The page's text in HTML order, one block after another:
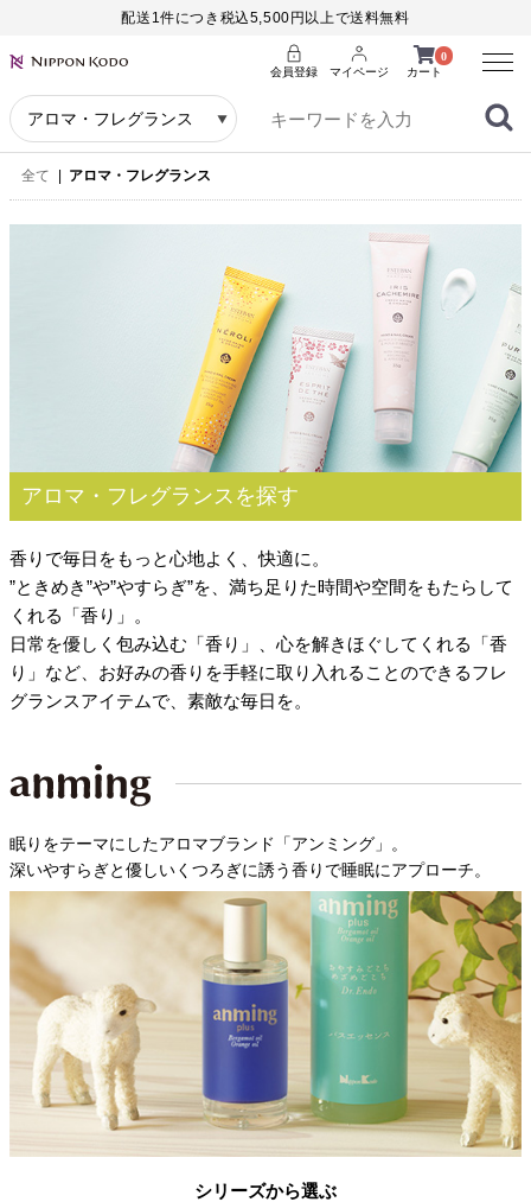
配送1件につき税込5,500円以上で送料無料
0
カート
会員登録 マイページ
Menu
全て アロマ・フレグランス
アロマ・フレグランスを探す
香りで毎日をもっと心地よく、快適に。
”ときめき”や”やすらぎ”を、満ち足りた時間や空間をもたらして
くれる「香り」。
日常を優しく包み込む「香り」、心を解きほぐしてくれる「香
り」など、お好みの香りを手軽に取り入れることのできるフレ
グランスアイテムで、素敵な毎日を。
眠りをテーマにしたアロマブランド「アンミング」。
深いやすらぎと優しいくつろぎに誘う香りで睡眠にアプローチ。
シリーズから選ぶ